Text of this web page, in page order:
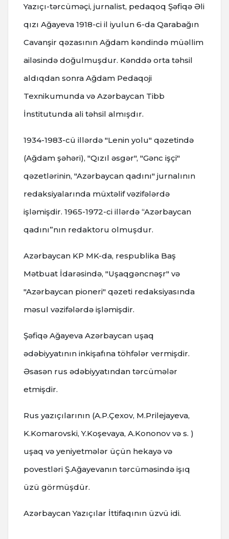
Yazıçı-tərcüməçi, jurnalist, pedaqoq Şəfiqə Əli
qızı Ağayeva 1918-ci il iyulun 6-da Qarabağın
Cavanşir qəzasının Ağdam kəndində müəllim
ailəsində doğulmuşdur. Kənddə orta təhsil
aldıqdan sonra Ağdam Pedaqoji
Texnikumunda və Azərbaycan Tibb
İnstitutunda ali təhsil almışdır.
1934-1983-cü illərdə "Lenin yolu" qəzetində
(Ağdam şəhəri), "Qızıl əsgər", "Gənc işçi"
qəzetlərinin, "Azərbaycan qadını" jurnalının
redaksiyalarında müxtəlif vəzifələrdə
işləmişdir. 1965-1972-ci illərdə “Azərbaycan
qadını”nın redaktoru olmuşdur.
Azərbaycan KP MK-da, respublika Baş
Mətbuat İdarəsində, "Uşaqgəncnəşr" və
"Azərbaycan pioneri" qəzeti redaksiyasında
məsul vəzifələrdə işləmişdir.
Şəfiqə Ağayeva Azərbaycan uşaq
ədəbiyyatının inkişafına töhfələr vermişdir.
Əsasən rus ədəbiyyatından tərcümələr
etmişdir.
Rus yazıçılarının (A.P.Çexov, M.Prilejayeva,
K.Komarovski, Y.Koşevaya, A.Kononov və s. )
uşaq və yeniyetmələr üçün hekayə və
povestləri Ş.Ağayevanın tərcüməsində işıq
üzü görmüşdür.
Azərbaycan Yazıçılar İttifaqının üzvü idi.